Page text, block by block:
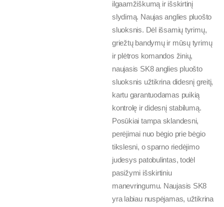
ilgaamžiškumą ir išskirtinį
slydimą. Naujas anglies pluošto
sluoksnis. Dėl išsamių tyrimų,
griežtų bandymų ir mūsų tyrimų
ir plėtros komandos žinių,
naujasis SK8 anglies pluošto
sluoksnis užtikrina didesnį greitį,
kartu garantuodamas puikią
kontrolę ir didesnį stabilumą.
Posūkiai tampa sklandesni,
perėjimai nuo bėgio prie bėgio
tikslesni, o sparno riedėjimo
judesys patobulintas, todėl
pasižymi išskirtiniu
manevringumu. Naujasis SK8
yra labiau nuspėjamas, užtikrina